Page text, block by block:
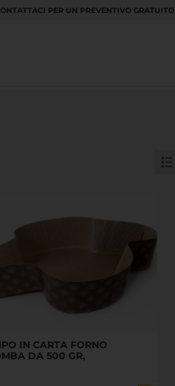
PER UN PREVENTIVO GRATUITO
IN CARTA FORNO
DA 500 GR,